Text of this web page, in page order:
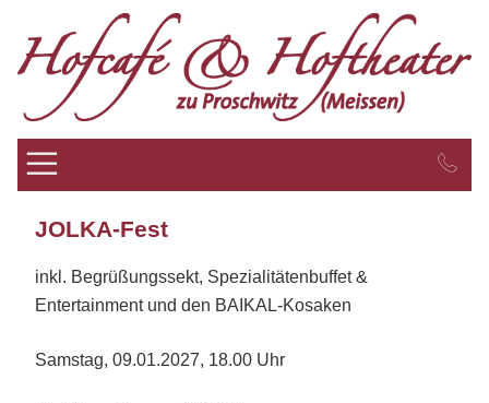
Inhalt
springen
JOLKA-Fest
inkl. Begrüßungssekt, Spezialitätenbuffet &
Entertainment und den BAIKAL-Kosaken
Samstag, 09.01.2027, 18.00 Uhr